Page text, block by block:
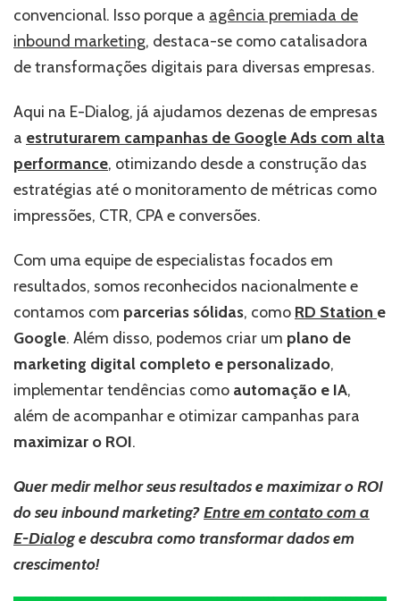
convencional. Isso porque a agência premiada de
inbound marketing, destaca-se como catalisadora
de transformações digitais para diversas empresas.
Aqui na E-Dialog, já ajudamos dezenas de empresas
a estruturarem campanhas de Google Ads com alta
performance, otimizando desde a construção das
estratégias até o monitoramento de métricas como
impressões, CTR, CPA e conversões.
Com uma equipe de especialistas focados em
resultados, somos reconhecidos nacionalmente e
contamos com parcerias sólidas, como RD Station e
Google. Além disso, podemos criar um plano de
marketing digital completo e personalizado,
implementar tendências como automação e IA,
além de acompanhar e otimizar campanhas para
maximizar o ROI.
Quer medir melhor seus resultados e maximizar o ROI
do seu inbound marketing?Entre em contato com a
E-Dialoge descubra como transformar dados em
crescimento!